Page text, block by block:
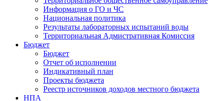
Информация о ГО и ЧС
Национальная политика
Результаты лабораторных испытаний воды
Территориальная Адмистративная Комиссия
Бюджет
Бюджет
Отчет об исполнении
Индикативный план
Проекты бюджета
Реестр источников доходов местного бюджета
НПА